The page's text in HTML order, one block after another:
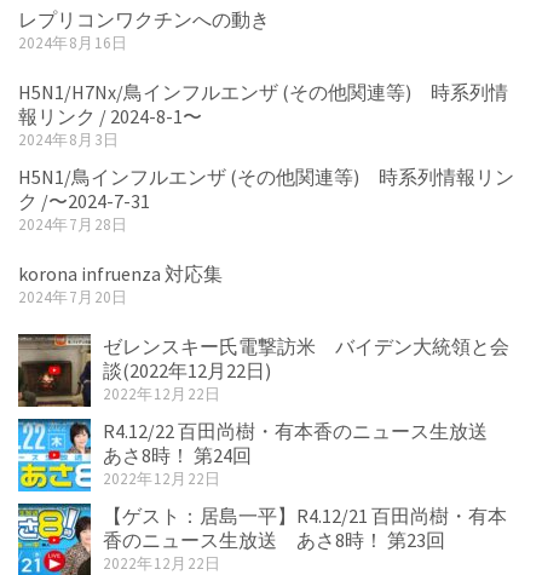
レプリコンワクチンへの動き
2024年8月16日
H5N1/H7Nx/鳥インフルエンザ (その他関連等) 時系列情
報リンク / 2024-8-1〜
2024年8月3日
H5N1/鳥インフルエンザ (その他関連等) 時系列情報リン
ク /〜2024-7-31
2024年7月28日
korona infruenza 対応集
2024年7月20日
ゼレンスキー氏電撃訪米 バイデン大統領と会
談(2022年12月22日)
2022年12月22日
R4.12/22 百田尚樹・有本香のニュース生放送
あさ8時！ 第24回
2022年12月22日
【ゲスト：居島一平】R4.12/21 百田尚樹・有本
香のニュース生放送 あさ8時！ 第23回
2022年12月22日